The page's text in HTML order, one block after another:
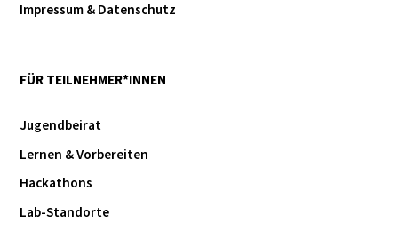
Impressum & Datenschutz
FÜR TEILNEHMER*INNEN
Jugendbeirat
Lernen & Vorbereiten
Hackathons
Lab-Standorte